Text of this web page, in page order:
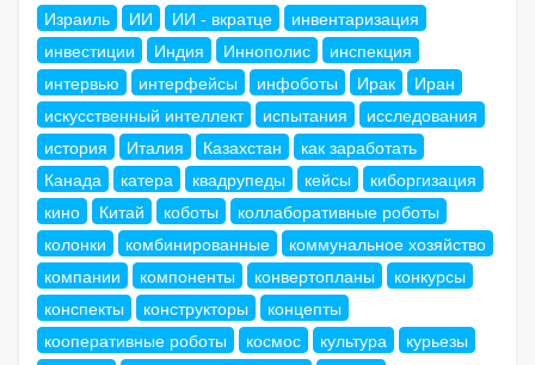
Израиль
ИИ ИИ - вкратце
инвентаризация
инвестиции
Индия Иннополис
инспекция
интервью
интерфейсы инфоботы Ирак
Иран
искусственный интеллект
испытания
исследования
история
Италия Казахстан
как заработать
Канада
катера квадрупеды кейсы
киборгизация
кино
Китай коботы
коллаборативные роботы
колонки
комбинированные
коммунальное хозяйство
компании
компоненты конвертопланы
конкурсы
конспекты
конструкторы
концепты
кооперативные роботы
космос культура
курьезы